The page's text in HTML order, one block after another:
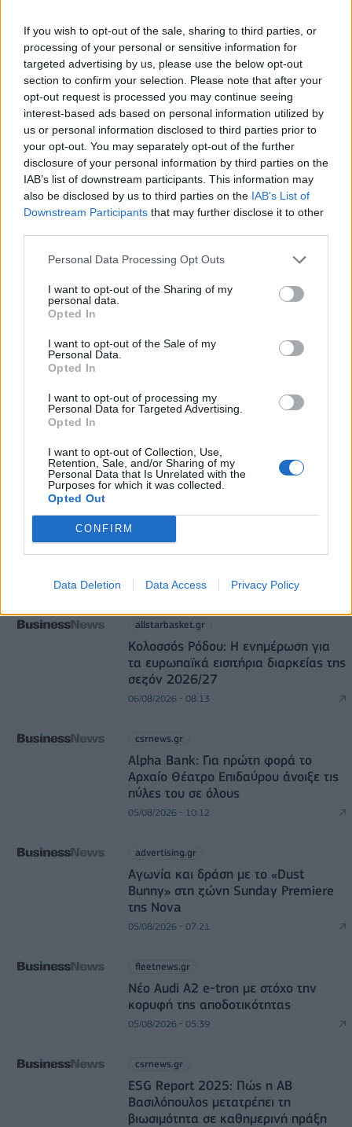
If you wish to opt-out of the sale, sharing to third parties, or
processing of your personal or sensitive information for
targeted advertising by us, please use the below opt-out
section to confirm your selection. Please note that after your
opt-out request is processed you may continue seeing
interest-based ads based on personal information utilized by
us or personal information disclosed to third parties prior to
your opt-out. You may separately opt-out of the further
disclosure of your personal information by third parties on the
IAB’s list of downstream participants. This information may
also be disclosed by us to third parties on the IAB’s List of
Downstream Participants that may further disclose it to other
Personal Data Processing Opt Outs
I want to opt-out of the Sharing of my
personal data.
Opted In
I want to opt-out of the Sale of my
Personal Data.
Opted In
I want to opt-out of processing my
Personal Data for Targeted Advertising.
Opted In
I want to opt-out of Collection, Use,
Retention, Sale, and/or Sharing of my
Personal Data that Is Unrelated with the
Purposes for which it was collected.
Opted Out
CONFIRM
Data Deletion Data Access Privacy Policy
εκατ. ευρώ το τίμημα για το 60% του Jackaroo
05/08/2026 - 12:50 ΕΠΙΧΕΙΡΗΣΕΙΣ
Alpha Bank: Για πρώτη φορά το Αρχαίο Θέατρο
Επιδαύρου άνοιξε τις πύλες του σε όλους
05/08/2026 - 12:41
Είσοδος της γαλλικής Meridiam στην ηλεκτρική
διασύνδεση Ελλάδας – Κύπρου
05/08/2026 - 18:06 ΕΠΙΧΕΙΡΗΣΕΙΣ
Ν. Χαρδαλιάς: Μηδενική ανοχή και σε νομικό
επίπεδο για τους υπαίτιους της πυρκαγιάς στη
Δυτική Αττική
Όμιλος AKTOR: Εξαγοράζει το 75% των ΗΛΕΚΤΩΡ
και THALIS – Στρατηγική συνεργασία με τη Motor
05/08/2026 - 17:39 ΕΠΙΧΕΙΡΗΣΕΙΣ
DIRECTION BUSINESS NETWORK
06/08/2026 - 08:23
allstarbasket.gr
Κολοσσός Ρόδου: Η ενημέρωση για
τα ευρωπαϊκά εισιτήρια διαρκείας της
σεζόν 2026/27
06/08/2026 - 08:13
csrnews.gr
Alpha Bank: Για πρώτη φορά το
Αρχαίο Θέατρο Επιδαύρου άνοιξε τις
πύλες του σε όλους
05/08/2026 - 10:12
advertising.gr
Αγωνία και δράση με το «Dust
Bunny» στη ζώνη Sunday Premiere
της Nova
05/08/2026 - 07:21
fleetnews.gr
Νέο Audi A2 e-tron με στόχο την
κορυφή της αποδοτικότητας
05/08/2026 - 05:39
csrnews.gr
ESG Report 2025: Πώς η ΑΒ
Βασιλόπουλος μετατρέπει τη
βιωσιμότητα σε καθημερινή πράξη